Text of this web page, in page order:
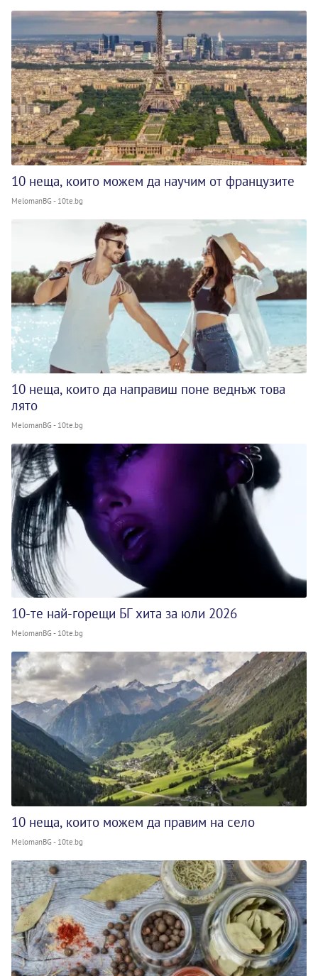
10 неща, които можем да научим от французите
MelomanBG - 10te.bg
10 неща, които да направиш поне веднъж това
лято
MelomanBG - 10te.bg
10-те най-горещи БГ хита за юли 2026
MelomanBG - 10te.bg
10 неща, които можем да правим на село
MelomanBG - 10te.bg